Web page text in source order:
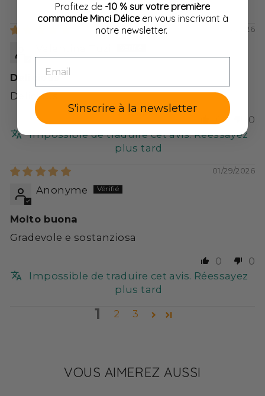
plus tard
03/04/2026
Delicious
Delicious
0
0
Impossible de traduire cet avis. Réessayez
plus tard
01/29/2026
Anonyme
Molto buona
Gradevole e sostanziosa
0
0
Impossible de traduire cet avis. Réessayez
plus tard
1 2 3
VOUS AIMEREZ AUSSI
Profitez de -10 % sur votre première
commande Minci Déliceen vous inscrivant à
notre newsletter.
S'inscrire à la newsletter